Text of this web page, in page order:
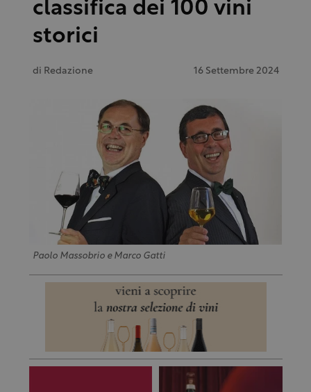
classifica dei 100 vini
storici
di Redazione 16 Settembre 2024
Paolo Massobrio e Marco Gatti